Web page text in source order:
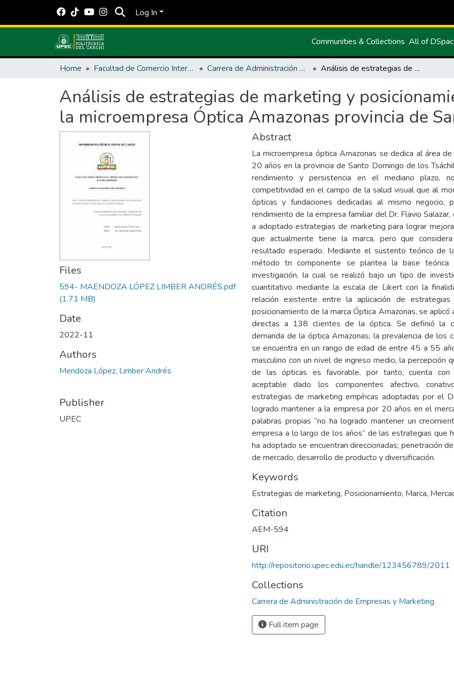
Log In
Communities & Collections All of
Home Facultad de Comercio Internacional, Integración, Administración y Economía Empresarial Carrera de Administración de Empresas y Marketing Análisis de estrategias de marketing y posicionamiento de la marca en la microempresa Óptica Amazonas provincia de Santo Domingo
Análisis de estrategias de marketing y
la microempresa Óptica Amazonas provincia de
Files
594- MAENDOZA LÓPEZ LIMBER ANDRÉS.pdf
(1.71 MB)
Date
2022-11
Authors
Mendoza López, Limber Andrés
Publisher
UPEC
Abstract
La microempresa óptica Amazonas se dedica al área
20 años en la provincia de Santo Domingo de los
rendimiento y persistencia en el mediano plazo,
competitividad en el campo de la salud visual que al
ópticas y fundaciones dedicadas al mismo negocio,
rendimiento de la empresa familiar del Dr. Flavio
a adoptado estrategias de marketing para lograr
que actualmente tiene la marca, pero que
resultado esperado. Mediante el sustento teórico de
método tri componente se plantea la base
investigación, la cual se realizó bajo un tipo de
cuantitativo mediante la escala de Likert con la
relación existente entre la aplicación de
posicionamiento de la marca Óptica Amazonas, se aplicó
directas a 138 clientes de la óptica. Se definió la
demanda de la óptica Amazonas; la prevalencia de los
se encuentra en un rango de edad de entre 45 a 55
masculino con un nivel de ingreso medio, la percepción
de las ópticas es favorable, por tanto, cuenta con
aceptable dado los componentes afectivo,
estrategias de marketing empíricas adoptadas por el
logrado mantener a la empresa por 20 años en el
palabras propias “no ha logrado mantener un
empresa a lo largo de los años” de las estrategias que
ha adoptado se encuentran direccionadas; penetración
de mercado, desarrollo de producto y diversificación.
Keywords
Estrategias de marketing, Posicionamiento, Marca,
Citation
AEM-594
URI
http://repositorio.upec.edu.ec/handle/123456789/2011
Collections
Carrera de Administración de Empresas y Marketing
Full item page